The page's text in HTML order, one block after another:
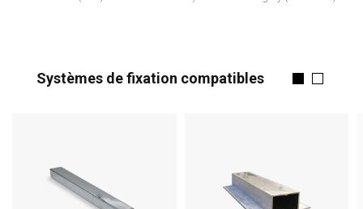
Systèmes de fixation compatibles